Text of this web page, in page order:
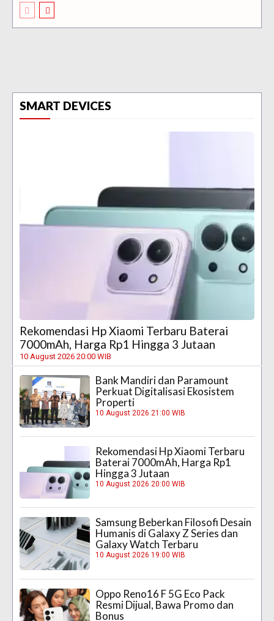
SMART DEVICES
Rekomendasi Hp Xiaomi Terbaru Baterai
7000mAh, Harga Rp1 Hingga 3 Jutaan
10 August 2026 20:00 WIB
Bank Mandiri dan Paramount
Perkuat Digitalisasi Ekosistem
Properti
10 August 2026 21:00 WIB
Rekomendasi Hp Xiaomi Terbaru
Baterai 7000mAh, Harga Rp1
Hingga 3 Jutaan
10 August 2026 20:00 WIB
Samsung Beberkan Filosofi Desain
Humanis di Galaxy Z Series dan
Galaxy Watch Terbaru
10 August 2026 19:00 WIB
Oppo Reno16 F 5G Eco Pack
Resmi Dijual, Bawa Promo dan
Bonus